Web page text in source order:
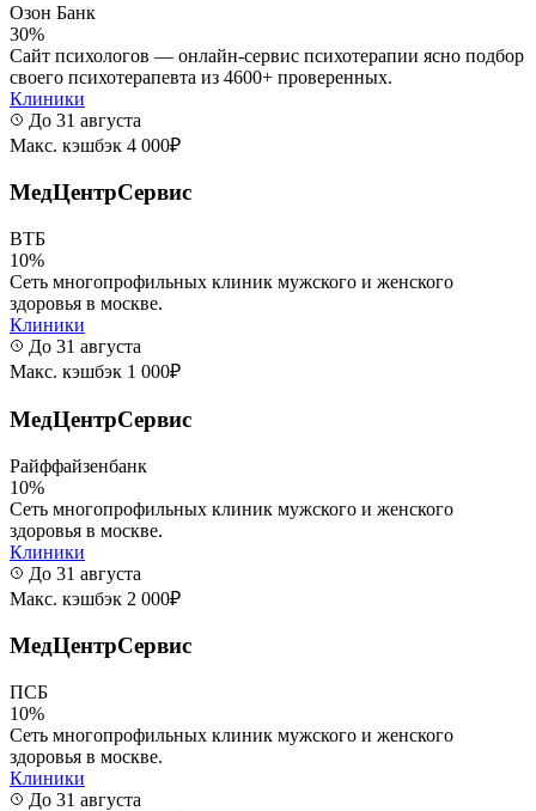
Озон Банк
30%
Сайт психологов — онлайн-сервис психотерапии ясно подбор
своего психотерапевта из 4600+ проверенных.
Клиники
До 31 августа
Макс. кэшбэк 4 000₽
МедЦентрСервис
ВТБ
10%
Сеть многопрофильных клиник мужского и женского
здоровья в москве.
Клиники
До 31 августа
Макс. кэшбэк 1 000₽
МедЦентрСервис
Райффайзенбанк
10%
Сеть многопрофильных клиник мужского и женского
здоровья в москве.
Клиники
До 31 августа
Макс. кэшбэк 2 000₽
МедЦентрСервис
ПСБ
10%
Сеть многопрофильных клиник мужского и женского
здоровья в москве.
Клиники
До 31 августа